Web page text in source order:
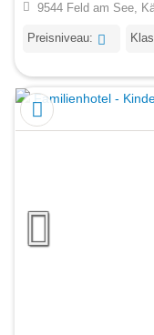
9544 Feld am See,
Preisniveau: